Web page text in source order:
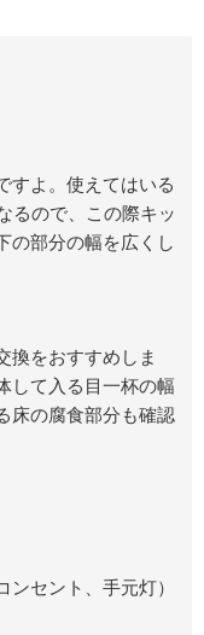
すよ。使えてはいる
るので、この際キッ
の部分の幅を広くし
換をおすすめしま
して入る目一杯の幅
床の腐食部分も確認
ンセント、手元灯）